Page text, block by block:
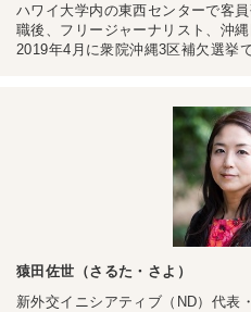
ハワイ大学内の東西センターで客
職後、フリージャーナリスト、沖
2019年4月に衆院沖縄3区補欠選挙
猿田佐世（さるた・さよ）
新外交イニシアティブ（ND）代表